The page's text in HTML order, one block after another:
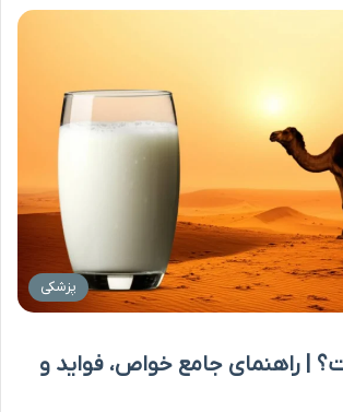
پزشکی
| راهنمای جامع خواص، فواید و